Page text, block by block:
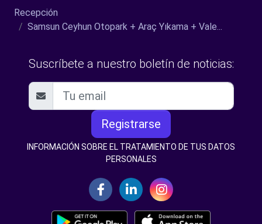
Recepción
Samsun Ceyhun Otopark + Araç Yıkama + Vale...
Suscríbete a nuestro boletín de noticias:
Registrarse
INFORMACIÓN SOBRE EL TRATAMIENTO DE TUS DATOS
PERSONALES